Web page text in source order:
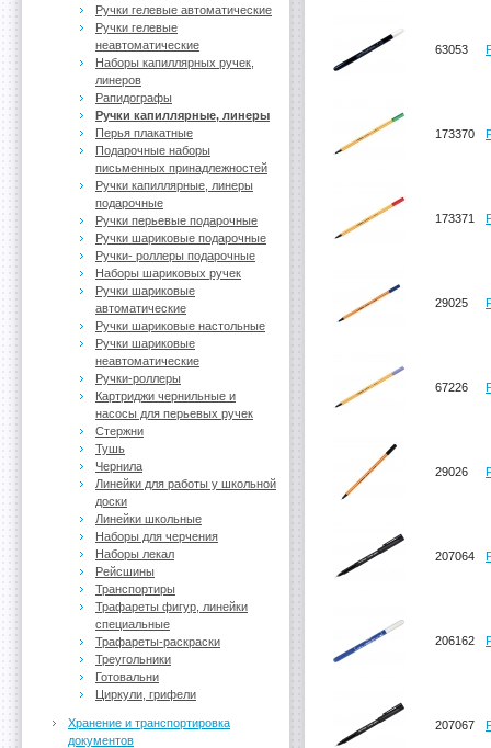
63053
173370
173371
29025
67226
29026
207064
206162
207067
Ручки гелевые автоматические
Ручки гелевые
неавтоматические
Наборы капиллярных ручек,
линеров
Рапидографы
Ручки капиллярные, линеры
Перья плакатные
Подарочные наборы
письменных принадлежностей
Ручки капиллярные, линеры
подарочные
Ручки перьевые подарочные
Ручки шариковые подарочные
Ручки- роллеры подарочные
Наборы шариковых ручек
Ручки шариковые
автоматические
Ручки шариковые настольные
Ручки шариковые
неавтоматические
Ручки-роллеры
Картриджи чернильные и
насосы для перьевых ручек
Стержни
Тушь
Чернила
Линейки для работы у школьной
доски
Линейки школьные
Наборы для черчения
Наборы лекал
Рейсшины
Транспортиры
Трафареты фигур, линейки
специальные
Трафареты-раскраски
Треугольники
Готовальни
Циркули, грифели
Хранение и транспортировка
документов